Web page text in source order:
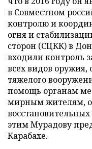
в Совместном
контролю и
огня и
сторон (СЦКК) в
входили контроль
всех видов
тяжелого
помощь органам
мирным жителям,
этим Мурадову
Карабахе.